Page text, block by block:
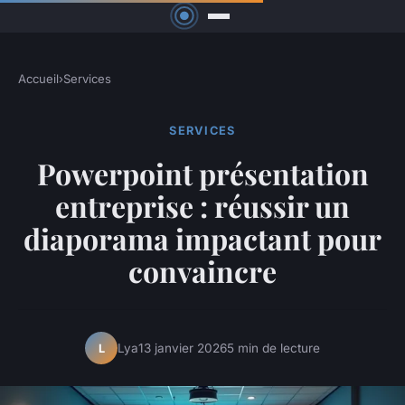
Accueil›Services
SERVICES
Powerpoint présentation
entreprise : réussir un
diaporama impactant pour
convaincre
L Lya13 janvier 20265 min de lecture